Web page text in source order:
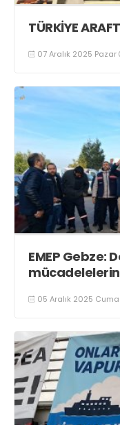
TÜRKİYE
07 Aralık 2025 Pazar
EMEP Gebze:
05 Aralık 2025 Cuma